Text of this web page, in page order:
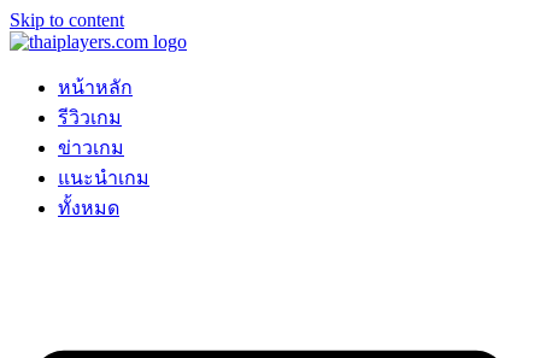
Skip to content
หน้าหลัก
รีวิวเกม
ข่าวเกม
แนะนำเกม
ทั้งหมด